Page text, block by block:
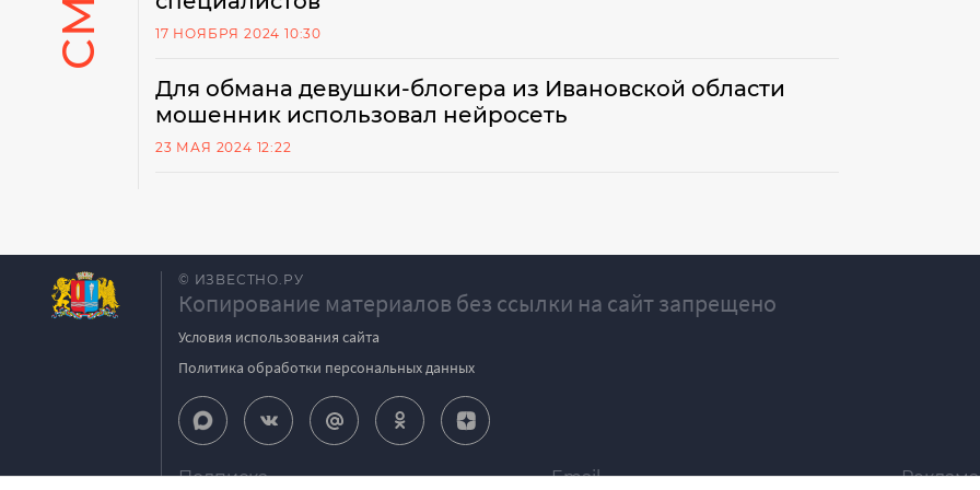
17 НОЯБРЯ 2024 10:30
Для обмана девушки-блогера из Ивановской области
мошенник использовал нейросеть
23 МАЯ 2024 12:22
© ИЗВЕСТНО.РУ
Копирование материалов без ссылки на сайт запрещено
Условия использования сайта
Политика обработки персональных данных
Подписка Email Реклама